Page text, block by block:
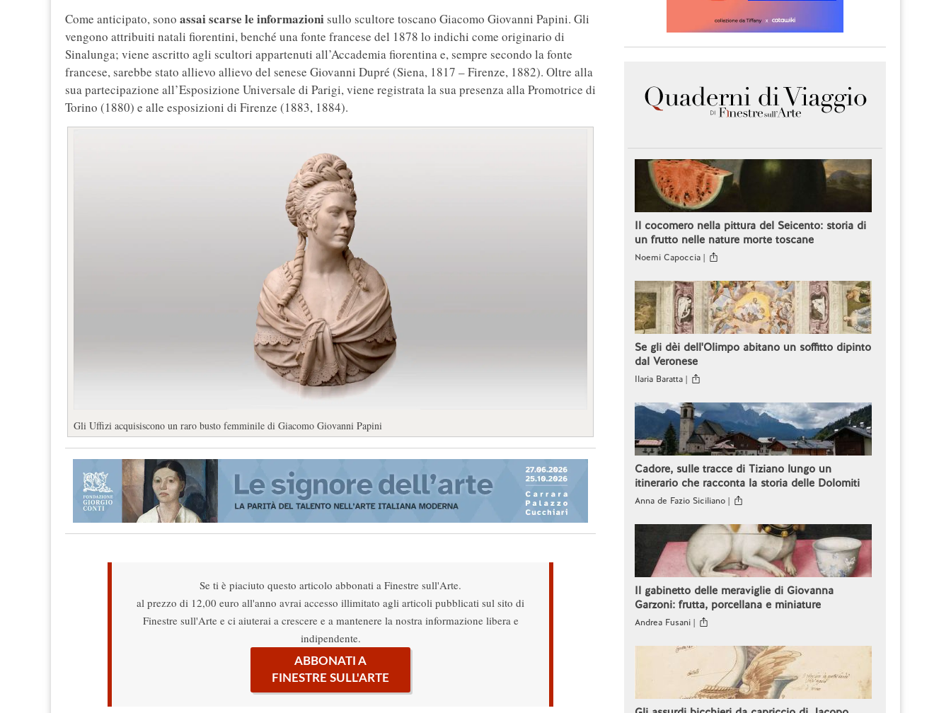
Come anticipato, sono assai scarse le informazioni sullo scultore toscano Giacomo Giovanni Papini. Gli
vengono attribuiti natali fiorentini, benché una fonte francese del 1878 lo indichi come originario di
Sinalunga; viene ascritto agli scultori appartenuti all’Accademia fiorentina e, sempre secondo la fonte
francese, sarebbe stato allievo allievo del senese Giovanni Dupré (Siena, 1817 – Firenze, 1882). Oltre alla
sua partecipazione all’Esposizione Universale di Parigi, viene registrata la sua presenza alla Promotrice di
Torino (1880) e alle esposizioni di Firenze (1883, 1884).
Gli Uffizi acquisiscono un raro busto femminile di Giacomo Giovanni Papini
Se ti è piaciuto questo articolo abbonati a Finestre sull'Arte.
al prezzo di 12,00 euro all'anno avrai accesso illimitato agli articoli pubblicati sul sito di
Finestre sull'Arte e ci aiuterai a crescere e a mantenere la nostra informazione libera e
indipendente.
ABBONATI A
FINESTRE SULL'ARTE
Il cocomero nella pittura del Seicento: storia di
un frutto nelle nature morte toscane
Noemi Capoccia |
Se gli dèi dell'Olimpo abitano un soffitto dipinto
dal Veronese
Ilaria Baratta |
Cadore, sulle tracce di Tiziano lungo un
itinerario che racconta la storia delle Dolomiti
Anna de Fazio Siciliano |
Il gabinetto delle meraviglie di Giovanna
Garzoni: frutta, porcellana e miniature
Andrea Fusani |